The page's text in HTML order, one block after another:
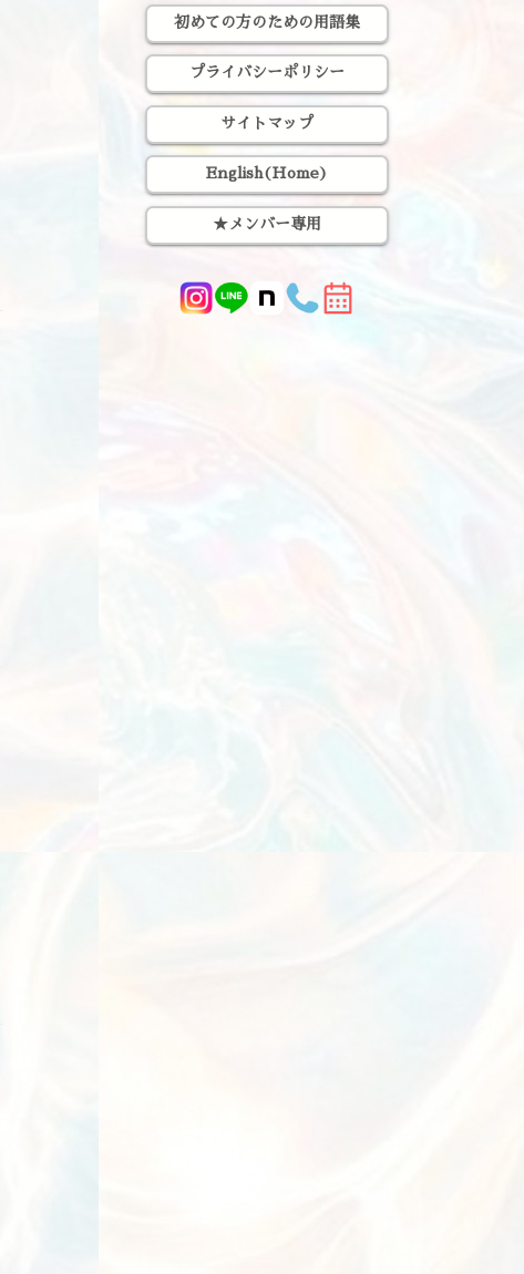
初めての方のための用語集
プライバシーポリシー
サイトマップ
English(Home)
★メンバー専用